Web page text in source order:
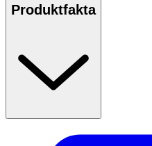
Produktfakta